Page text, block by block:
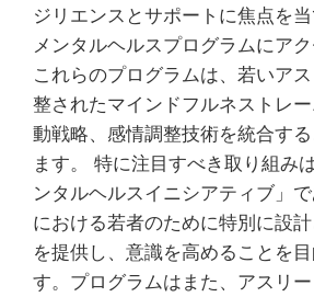
ジリエンスとサポートに焦点を
メンタルヘルスプログラムにアク
これらのプログラムは、若いア
整されたマインドフルネストレ
動戦略、感情調整技術を統合す
ます。 特に注目すべき取り組み
ンタルヘルスイニシアティブ」
における若者のために特別に設
を提供し、意識を高めることを
す。プログラムはまた、アスリ